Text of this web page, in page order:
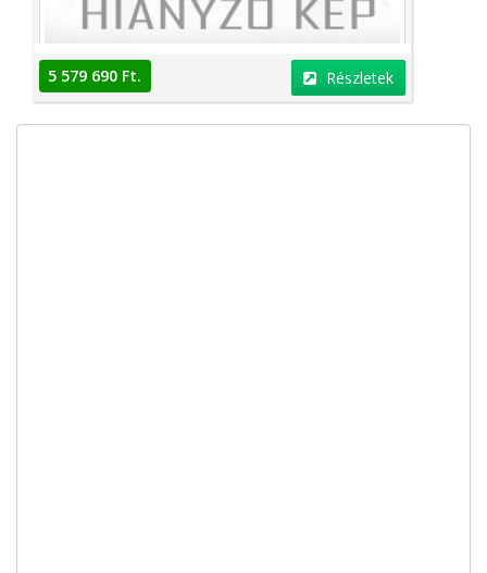
5 579 690 Ft. Részletek